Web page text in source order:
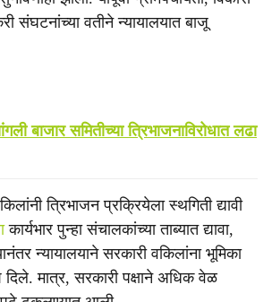
संघटनांच्या वतीने न्यायालयात बाजू
बाजार समितीच्या त्रिभाजनाविरोधात लढा
त्रिभाजन प्रक्रियेला स्थगिती द्यावी
कार्यभार पुन्हा संचालकांच्या ताब्यात द्यावा,
न्यायालयाने सरकारी वकिलांना भूमिका
दिले. मात्र, सरकारी पक्षाने अधिक वेळ